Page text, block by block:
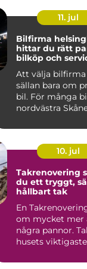
11. jul
Bilfirma
hittar du rätt
bilköp och
Att välja bilfirma
sällan bara om
bil. För många
nordvästra
10. jul
Takrenovering så skapar
du ett tryggt,
hållbart tak
En
om mycket mer
några pannor.
husets